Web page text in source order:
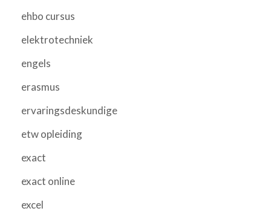
ehbo cursus
elektrotechniek
engels
erasmus
ervaringsdeskundige
etw opleiding
exact
exact online
excel